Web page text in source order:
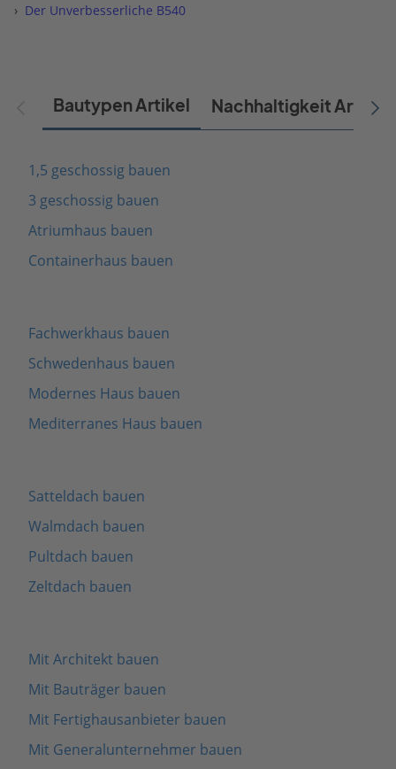
› Der Unverbesserliche B540
Bautypen Artikel Nachhaltigkeit Artikel
1,5 geschossig bauen
3 geschossig bauen
Atriumhaus bauen
Containerhaus bauen
Fachwerkhaus bauen
Schwedenhaus bauen
Modernes Haus bauen
Mediterranes Haus bauen
Satteldach bauen
Walmdach bauen
Pultdach bauen
Zeltdach bauen
Mit Architekt bauen
Mit Bauträger bauen
Mit Fertighausanbieter bauen
Mit Generalunternehmer bauen